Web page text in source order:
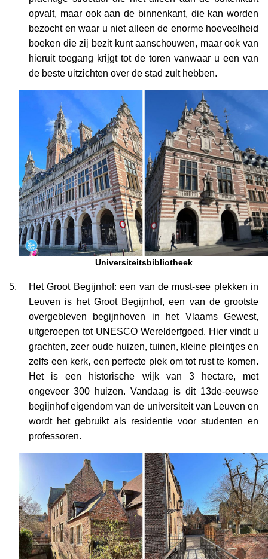
opvalt, maar ook aan de binnenkant, die kan worden
bezocht en waar u niet alleen de enorme hoeveelheid
boeken die zij bezit kunt aanschouwen, maar ook van
hieruit toegang krijgt tot de toren vanwaar u een van
de beste uitzichten over de stad zult hebben.
Universiteitsbibliotheek
Het Groot Begijnhof: een van de must-see plekken in
Leuven is het Groot Begijnhof, een van de grootste
overgebleven begijnhoven in het Vlaams Gewest,
uitgeroepen tot UNESCO Werelderfgoed. Hier vindt u
grachten, zeer oude huizen, tuinen, kleine pleintjes en
zelfs een kerk, een perfecte plek om tot rust te komen.
Het is een historische wijk van 3 hectare, met
ongeveer 300 huizen. Vandaag is dit 13de-eeuwse
begijnhof eigendom van de universiteit van Leuven en
wordt het gebruikt als residentie voor studenten en
professoren.